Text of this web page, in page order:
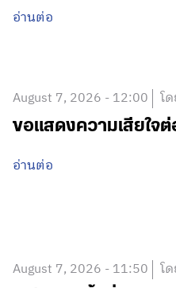
อ่านต่อ
August 7, 2026 - 12:00 โ
ขอแสดงความเสียใจ
อ่านต่อ
August 7, 2026 - 11:50 โ